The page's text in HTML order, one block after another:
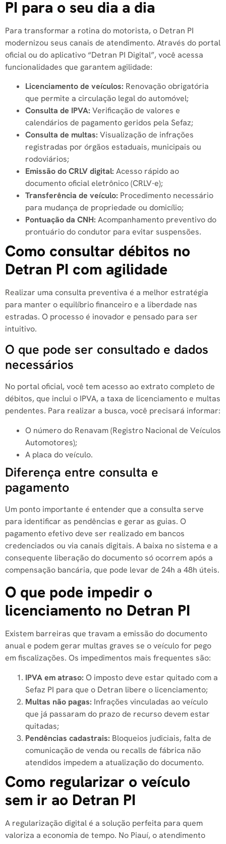
PI para o seu dia a dia
Para transformar a rotina do motorista, o Detran PI
modernizou seus canais de atendimento. Através do portal
oficial ou do aplicativo “Detran PI Digital”, você acessa
funcionalidades que garantem agilidade:
Licenciamento de veículos: Renovação obrigatória
que permite a circulação legal do automóvel;
Consulta de IPVA: Verificação de valores e
calendários de pagamento geridos pela Sefaz;
Consulta de multas: Visualização de infrações
registradas por órgãos estaduais, municipais ou
rodoviários;
Emissão do CRLV digital: Acesso rápido ao
documento oficial eletrônico (CRLV-e);
Transferência de veículo: Procedimento necessário
para mudança de propriedade ou domicílio;
Pontuação da CNH: Acompanhamento preventivo do
prontuário do condutor para evitar suspensões.
Como consultar débitos no
Detran PI com agilidade
Realizar uma consulta preventiva é a melhor estratégia
para manter o equilíbrio financeiro e a liberdade nas
estradas. O processo é inovador e pensado para ser
intuitivo.
O que pode ser consultado e dados
necessários
No portal oficial, você tem acesso ao extrato completo de
débitos, que inclui o IPVA, a taxa de licenciamento e multas
pendentes. Para realizar a busca, você precisará informar:
O número do Renavam (Registro Nacional de Veículos
Automotores);
A placa do veículo.
Diferença entre consulta e
pagamento
Um ponto importante é entender que a consulta serve
para identificar as pendências e gerar as guias. O
pagamento efetivo deve ser realizado em bancos
credenciados ou via canais digitais. A baixa no sistema e a
consequente liberação do documento só ocorrem após a
compensação bancária, que pode levar de 24h a 48h úteis.
O que pode impedir o
licenciamento no Detran PI
Existem barreiras que travam a emissão do documento
anual e podem gerar multas graves se o veículo for pego
em fiscalizações. Os impedimentos mais frequentes são:
IPVA em atraso: O imposto deve estar quitado com a
Sefaz PI para que o Detran libere o licenciamento;
Multas não pagas: Infrações vinculadas ao veículo
que já passaram do prazo de recurso devem estar
quitadas;
Pendências cadastrais: Bloqueios judiciais, falta de
comunicação de venda ou recalls de fábrica não
atendidos impedem a atualização do documento.
Como regularizar o veículo
sem ir ao Detran PI
A regularização digital é a solução perfeita para quem
valoriza a economia de tempo. No Piauí, o atendimento